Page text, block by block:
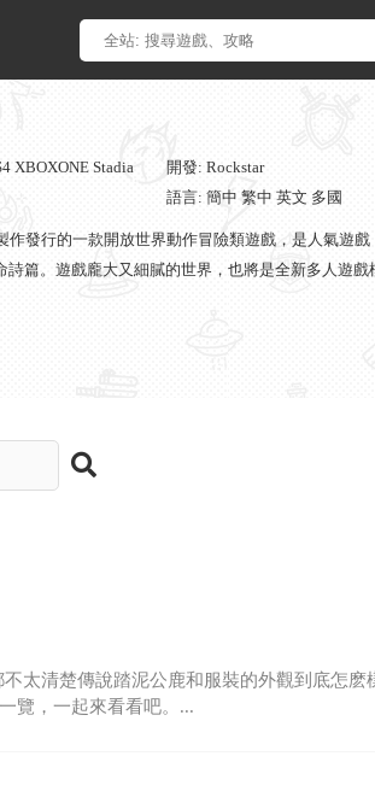
XBOXONE Stadia
開發: Rockstar
語言: 簡中 繁中 英文 多國
作發行的一款開放世界動作冒險類遊戲，是人氣遊戲
篇。遊戲龐大又細膩的世界，也將是全新多人遊戲
太清楚傳說踏泥公鹿和服裝的外觀到底怎麽
覽，一起來看看吧。...